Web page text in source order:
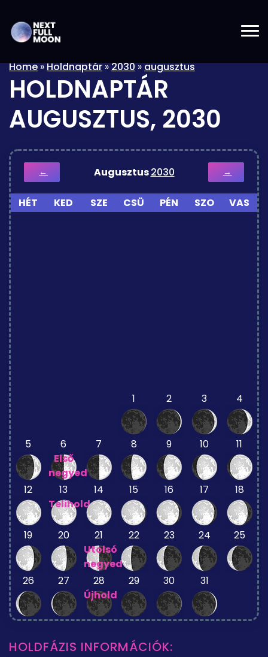
Home»Holdnaptár»2030»augusztus
HOLDNAPTÁR
AUGUSZTUS, 2030
← Augusztus2030 →
HÉT KED SZE CSÜ PÉN SZO VAS
1 2 3 4
5
6
Első
negyed
7 8 9 10 11
12
13
Telihold
14 15 16 17 18
19 20
21
Utolsó
negyed
22 23 24 25
26 27
28
Újhold
29 30 31
HOLDFÁZIS INFORMÁCIÓK: